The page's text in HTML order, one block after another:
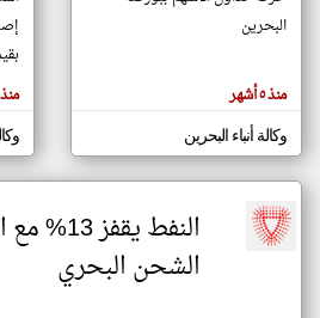
اخبار
أهم اخبار
تعبر
المقالات
الموجوده
هنا عن
وجهة
نظر
البحرين
منذ ٥ أشهر
وكالة أنباء البحرين
منذ ٥
النفط
الشحن البحري